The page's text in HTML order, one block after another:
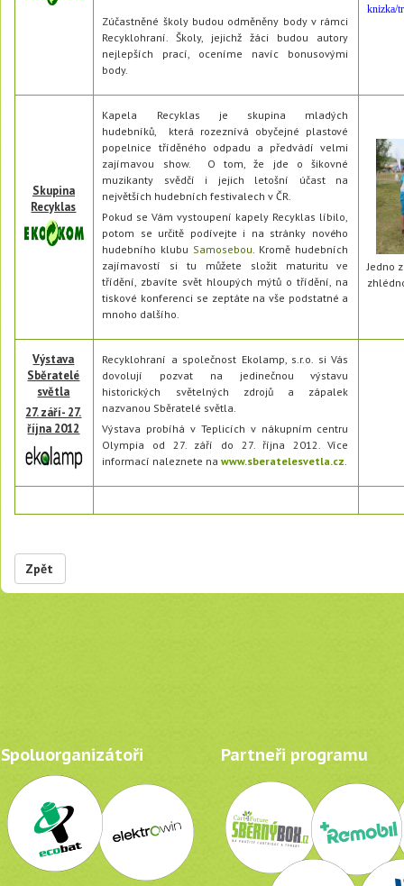
Zúčastněné školy budou odměněny body v rámci
Recyklohraní. Školy, jejichž žáci budou autory
nejlepších prací, oceníme navíc bonusovými
body.
knizka/
Skupina
Recyklas
Kapela Recyklas je skupina mladých
hudebníků, která rozeznívá obyčejné plastové
popelnice tříděného odpadu a předvádí velmi
zajímavou show. O tom, že jde o šikovné
muzikanty svědčí i jejich letošní účast na
největších hudebních festivalech v ČR.
Pokud se Vám vystoupení kapely Recyklas líbilo,
potom se určitě podívejte i na stránky nového
hudebního klubu Samosebou. Kromě hudebních
zajímavostí si tu můžete složit maturitu ve
třídění, zbavíte svět hloupých mýtů o třídění, na
tiskové konferenci se zeptáte na vše podstatné a
mnoho dalšího.
Jedno
Výstava
Sběratelé
světla
27. září- 27.
října 2012
Recyklohraní a společnost Ekolamp, s.r.o. si Vás
dovolují pozvat na jedinečnou výstavu
historických světelných zdrojů a zápalek
nazvanou Sběratelé světla.
Výstava probíhá v Teplicích v nákupním centru
Olympia od 27. září do 27. října 2012. Více
informací naleznete nawww.sberatelesvetla.cz.
Zpět
Spoluorganizátoři Partneři programu